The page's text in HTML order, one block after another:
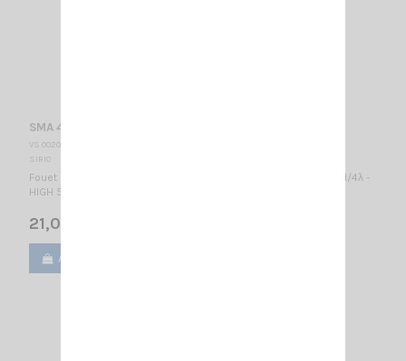
SMA 47-135 radiator SIRIO
VS 002055
SIRIO
Fouet uniquement 46.5…61.5 MHz & 135…175 MHz réglable LOW 1/4λ -
HIGH 5/8λ / 1505 mm
21,00 €
Ajouter au panier